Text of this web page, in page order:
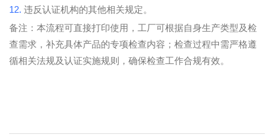
12. 违反认证机构的其他相关规定。
备注：本流程可直接打印使用，工厂可根据自身生产类型及检
查需求，补充具体产品的专项检查内容；检查过程中需严格遵
循相关法规及认证实施规则，确保检查工作合规有效。